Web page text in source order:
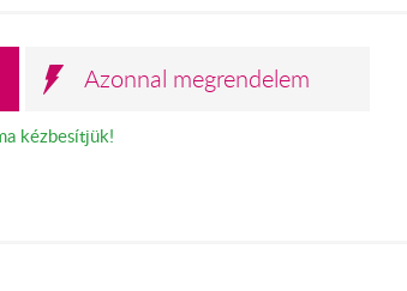
Azonnal megrendelem
kézbesítjük!